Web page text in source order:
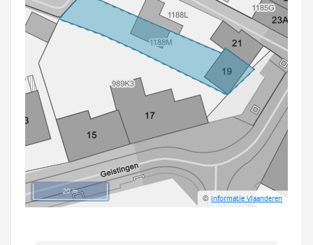
20 m
©Informatie Vlaanderen